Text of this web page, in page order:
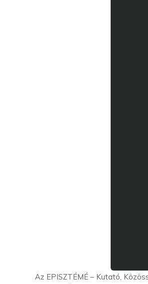
Az EPISZTÉMÉ – Kutató,